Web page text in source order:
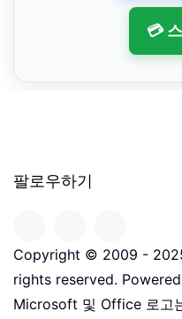
💳
팔로우하기
Copyright © 2009 -
rights reserved.
Microsoft 및 Office 로고